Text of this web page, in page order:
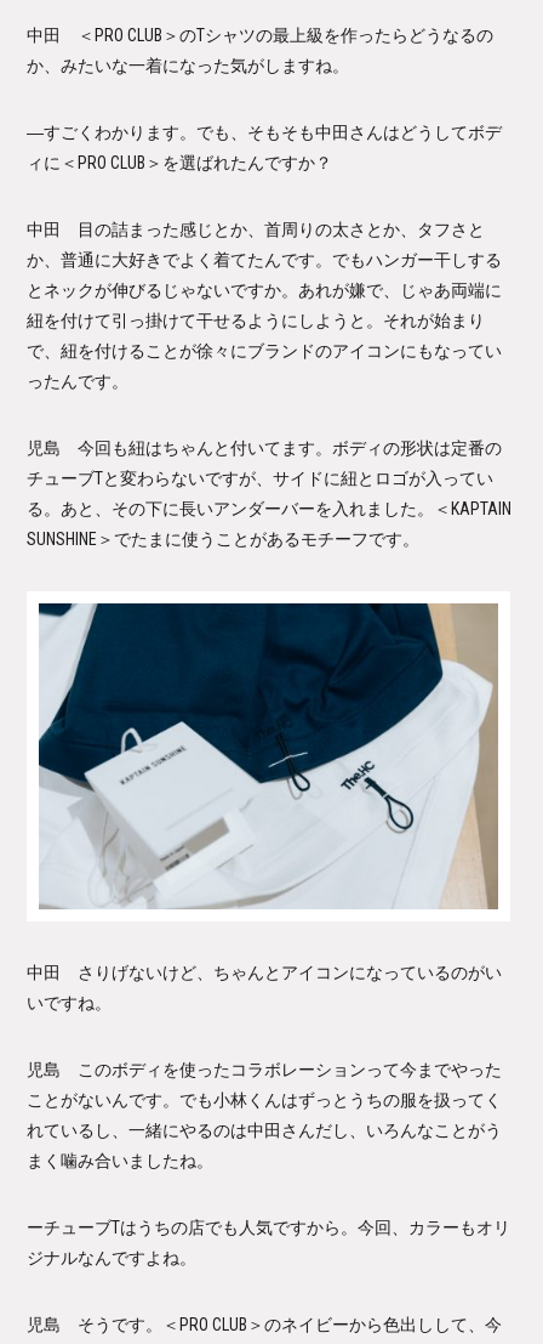
中田 ＜PRO CLUB＞のTシャツの最上級を作ったらどうなるの
か、みたいな一着になった気がしますね。
―すごくわかります。でも、そもそも中田さんはどうしてボデ
ィに＜PRO CLUB＞を選ばれたんですか？
中田 目の詰まった感じとか、首周りの太さとか、タフさと
か、普通に大好きでよく着てたんです。でもハンガー干しする
とネックが伸びるじゃないですか。あれが嫌で、じゃあ両端に
紐を付けて引っ掛けて干せるようにしようと。それが始まり
で、紐を付けることが徐々にブランドのアイコンにもなってい
ったんです。
児島 今回も紐はちゃんと付いてます。ボディの形状は定番の
チューブTと変わらないですが、サイドに紐とロゴが入ってい
る。あと、その下に長いアンダーバーを入れました。＜KAPTAIN
SUNSHINE＞でたまに使うことがあるモチーフです。
中田 さりげないけど、ちゃんとアイコンになっているのがい
いですね。
児島 このボディを使ったコラボレーションって今までやった
ことがないんです。でも小林くんはずっとうちの服を扱ってく
れているし、一緒にやるのは中田さんだし、いろんなことがう
まく噛み合いましたね。
ーチューブTはうちの店でも人気ですから。今回、カラーもオリ
ジナルなんですよね。
児島 そうです。＜PRO CLUB＞のネイビーから色出しして、今